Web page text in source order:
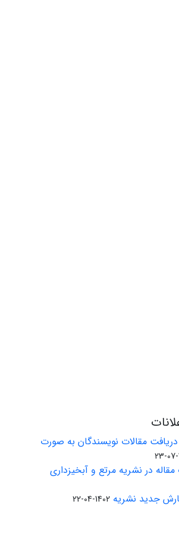
مقالات نویسندگان به صورت
در نشریه مرتع و آبخیزداری
جدید نشریه 1402-04-22